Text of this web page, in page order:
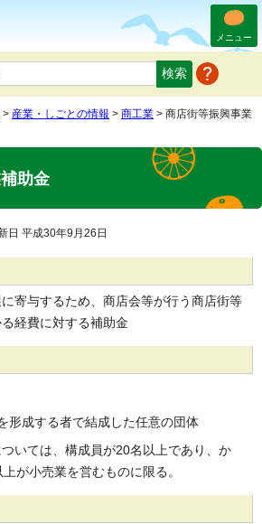
メニュー
> 産業・しごとの情報 > 商工業 > 商店街等振興事業
助金
平成30年9月26日
寄与するため、商店会等が行う商店街等
経費に対する補助金
形成する者で結成した任意の団体
いては、構成員が20名以上であり、か
が小売業を営むものに限る。